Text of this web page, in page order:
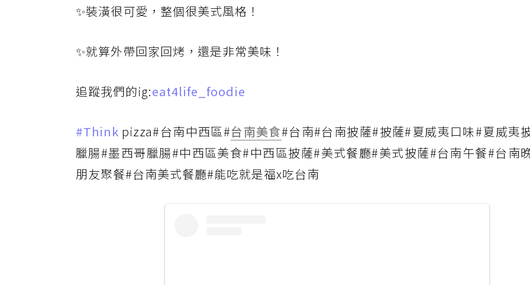
✨裝潢很可愛，整個很美式風格！
✨就算外帶回家回烤，還是非常美味！
追蹤我們的ig:eat4life_foodie
#Think pizza#台南中西區#台南美食#台南#台南披薩#披薩#夏威夷口味#夏威夷
臘腸#墨西哥臘腸#中西區美食#中西區披薩#美式餐廳#美式披薩#台南午餐#台南
朋友聚餐#台南美式餐廳#能吃就是福x吃台南